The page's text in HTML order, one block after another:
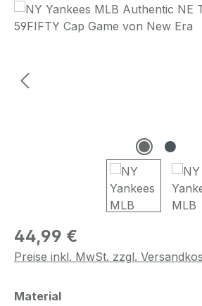
Bildergalerie überspringen
Regulärer Preis:
44,99 €
Preise inkl. MwSt. zzgl.
Materialauswählen